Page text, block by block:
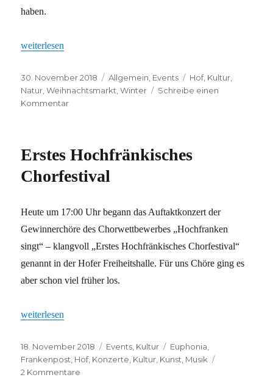
haben.
„Hof glänzt und spiegelt“
weiterlesen
Veröffentlicht
am
30. November 2018 Kategorien
Allgemein Events Schlagwörter
Hof, Kultur
Natur ,Weihnachtsmarkt ,Winter
Schreibe einen
Kommentarzu
spiegelt
Erstes Hochfränkisches
Chorfestival
Heute um 17:00 Uhr begann das Auftaktkonzert der
Gewinnerchöre des Chorwettbewerbes „Hochfranken
singt“ – klangvoll „Erstes Hochfränkisches Chorfestival“
genannt in der Hofer Freiheitshalle. Für uns Chöre ging es
aber schon viel früher los.
„Erstes Hochfränkisches Chorfestival“
weiterlesen
Veröffentlicht
am
18. November 2018 Kategorien
Events Kultur Schlagwörter
Euphonia
Frankenpost Hof, Konzerte Kultur Kunst Musik
2 Kommentare